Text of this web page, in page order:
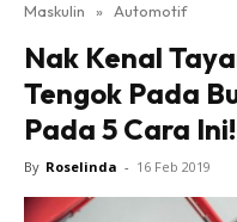
Maskulin » Automotif
Nak Kenal
Tengok Pada
Pada 5 Cara Ini!
By Roselinda - 16 Feb 2019